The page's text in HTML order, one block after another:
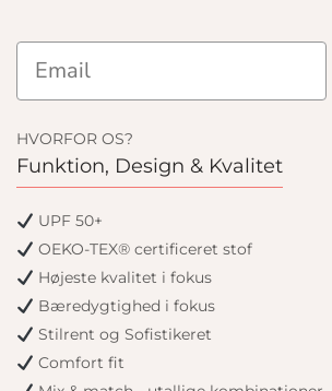
HVORFOR OS?
Funktion, Design & Kvalitet
UPF 50+
OEKO-TEX® certificeret stof
Højeste kvalitet i fokus
Bæredygtighed i fokus
Stilrent og Sofistikeret
Comfort fit